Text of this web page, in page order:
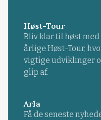
Høst-Tour
Bliv klar til høst
årlige Høst-Tour,
vigtige udviklinger
glip af.
Arla
Få de seneste